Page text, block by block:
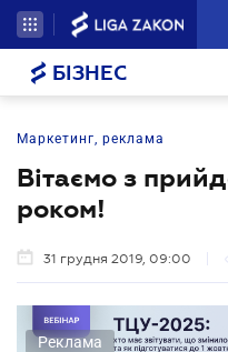
БІЗНЕС
Маркетинг, реклама
Вітаємо з
роком!
31 грудня 2019, 09:00
Реклама